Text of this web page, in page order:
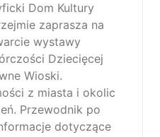
Dom Kultury
zaprasza na
wystawy
Dziecięcej
Wioski.
z miasta i okolic
Przewodnik po
dotyczące